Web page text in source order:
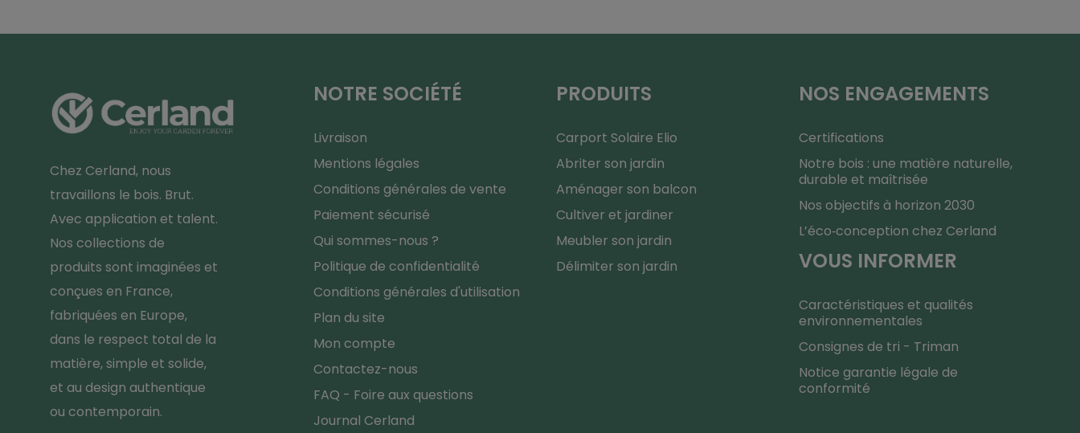
Chez Cerland, nous
travaillons le bois. Brut.
Avec application et talent.
Nos collections de
produits sont imaginées et
conçues en France,
fabriquées en Europe,
dans le respect total de la
matière, simple et solide,
et au design authentique
ou contemporain.
NOTRE SOCIÉTÉ
Livraison
Mentions légales
Conditions générales de vente
Paiement sécurisé
Qui sommes-nous ?
Politique de confidentialité
Conditions générales d'utilisation
Plan du site
Mon compte
Contactez-nous
FAQ - Foire aux questions
Journal Cerland
PRODUITS
Carport Solaire Elio
Abriter son jardin
Aménager son balcon
Cultiver et jardiner
Meubler son jardin
Délimiter son jardin
NOS ENGAGEMENTS
Certifications
Notre bois : une matière naturelle,
durable et maîtrisée
Nos objectifs à horizon 2030
L’éco‑conception chez Cerland
VOUS INFORMER
Caractéristiques et qualités
environnementales
Consignes de tri - Triman
Notice garantie légale de
conformité